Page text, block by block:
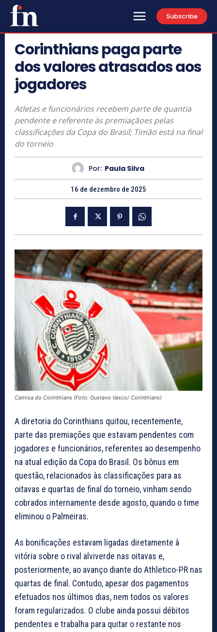
Subscribe
Corinthians paga parte
dos valores atrasados aos
jogadores
Atletas e funcionários recebem parte de quantia
pendente e referente às premiaçãoes pelas
classificações da Copa do Brasil; Timão está na final
do torneio
Por: Paula Silva
16 de dezembro de 2025
Camisa do Corinthians (Foto: Gustavo Vasco/ Corinthians)
A diretoria do Corinthians quitou, recentemente,
parte das premiações que estavam pendentes com
jogadores e funcionários, referentes ao desempenho
na atual edição da Copa do Brasil. Os bônus em
questão, relacionados às classificações para as
oitavas e quartas de final do torneio, vinham sendo
cobrados internamente desde agosto, quando o time
eliminou o Palmeiras.
As bonificações estavam ligadas diretamente à
vitória sobre o rival alviverde nas oitavas e,
posteriormente, ao avanço diante do Athletico-PR nas
quartas de final. Contudo, apesar dos pagamentos
efetuados nos últimos dias, nem todos os valores
foram regularizados. O clube ainda possui débitos
pendentes e trabalha para quitar o restante nos